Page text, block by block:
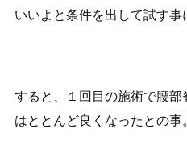
いいよと条件を出して試す事
すると、１回目の施術で腰
はととんど良くなったとの事。